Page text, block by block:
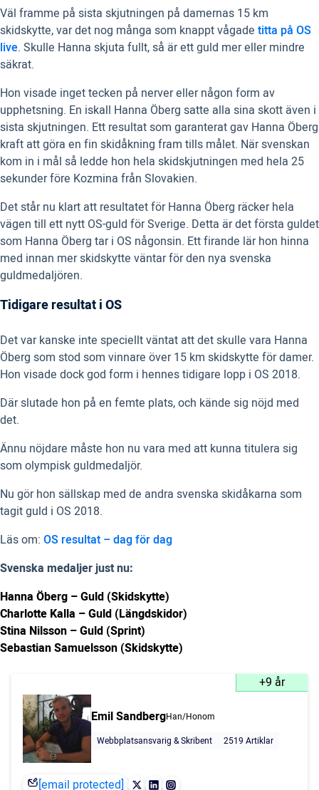
Väl framme på sista skjutningen på damernas 15 km
skidskytte, var det nog många som knappt vågade titta på OS
live. Skulle Hanna skjuta fullt, så är ett guld mer eller mindre
säkrat.
Hon visade inget tecken på nerver eller någon form av
upphetsning. En iskall Hanna Öberg satte alla sina skott även i
sista skjutningen. Ett resultat som garanterat gav Hanna Öberg
kraft att göra en fin skidåkning fram tills målet. När svenskan
kom in i mål så ledde hon hela skidskjutningen med hela 25
sekunder före Kozmina från Slovakien.
Det står nu klart att resultatet för Hanna Öberg räcker hela
vägen till ett nytt OS-guld för Sverige. Detta är det första guldet
som Hanna Öberg tar i OS någonsin. Ett firande lär hon hinna
med innan mer skidskytte väntar för den nya svenska
guldmedaljören.
Tidigare resultat i OS
Det var kanske inte speciellt väntat att det skulle vara Hanna
Öberg som stod som vinnare över 15 km skidskytte för damer.
Hon visade dock god form i hennes tidigare lopp i OS 2018.
Där slutade hon på en femte plats, och kände sig nöjd med
det.
Ännu nöjdare måste hon nu vara med att kunna titulera sig
som olympisk guldmedaljör.
Nu gör hon sällskap med de andra svenska skidåkarna som
tagit guld i OS 2018.
Läs om: OS resultat – dag för dag
Svenska medaljer just nu:
Hanna Öberg – Guld (Skidskytte)
Charlotte Kalla – Guld (Längdskidor)
Stina Nilsson – Guld (Sprint)
Sebastian Samuelsson (Skidskytte)
+9 år
Emil SandbergHan/Honom
Webbplatsansvarig & Skribent
2519 Artiklar
[email protected]